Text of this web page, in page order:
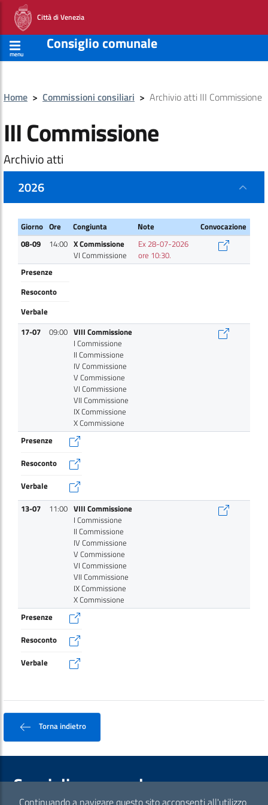
Città di Venezia
menu
Consiglio comunale
Home > Commissioni consiliari > Archivio atti III Commissione
III Commissione
Archivio atti
2026
Giorno Ore Congiunta Note
Convocazione
Giorno
Ore Congiunta Note Convocazione
08-09 14:00 X Commissione
VI Commissione
Ex 28-07-2026
ore 10:30.
Presenze
Resoconto
Verbale
17-07
09:00 VIII Commissione
I Commissione
II Commissione
IV Commissione
V Commissione
VI Commissione
VII Commissione
IX Commissione
X Commissione
Presenze
Resoconto
Verbale
13-07
11:00 VIII Commissione
I Commissione
II Commissione
IV Commissione
V Commissione
VI Commissione
VII Commissione
IX Commissione
X Commissione
Presenze
Resoconto
Verbale
V Commissione
VI Commissione
VII Commissione
Torna indietro
Consiglio comunale
Continuando a navigare questo sito acconsenti all'utilizzo